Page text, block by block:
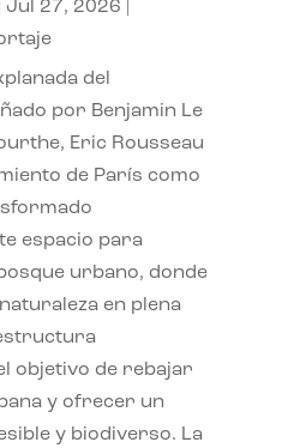
Jul 27, 2026
del
por Benjamin Le
Eric Rousseau
de París como
espacio para
urbano, donde
en plena
objetivo de rebajar
y ofrecer un
y biodiverso. La